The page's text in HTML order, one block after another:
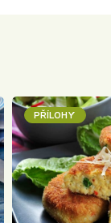
PŘÍLOHY